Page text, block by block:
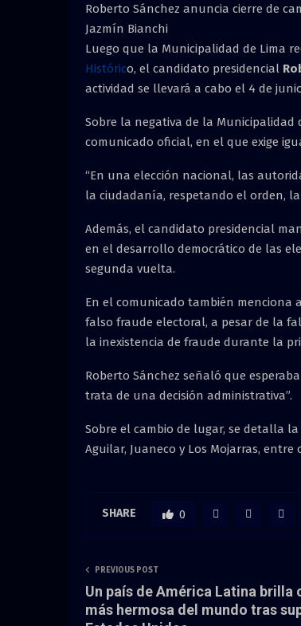
Roberto Sánchez anuncia cierre de
Jazmín Bianchi
Luego que la Municipalidad de Lima
Histórico, el candidato presidencial
actividad se llevará a cabo el 4 de
Sobre la negativa de la Municipalidad
comunicado oficial, en el que exige
“En una elección nacional, las
la ciudadanía, respetando el orden, la
Además, el candidato presidencial
en el desarrollo democrático de las
segunda vuelta.
En el comunicado también menciona
falso fraude electoral, a pesar de la
la inexistencia de fraude durante la
Roberto Sánchez señaló que
trata de una decisión administrativa”.
Sobre el cambio de lugar, se detalla
Aguilar, Juaneco y Los Mojarras, entre
SHARE 0
PREVIOUS POST
Un país de América Latina brilla
más hermosa del mundo tras